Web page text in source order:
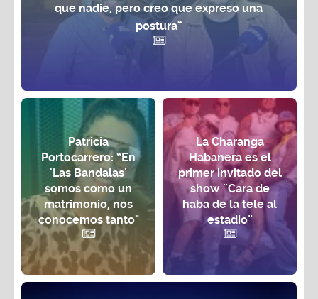
que nadie, pero creo que expreso una
postura”
Patricia
Portocarrero: “En
'Las Bandalas'
somos como un
matrimonio, nos
conocemos tanto"
La Charanga
Habanera es el
primer invitado del
show ¨Cara de
haba de la tele al
estadio¨